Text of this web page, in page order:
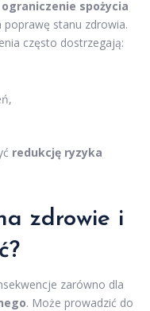
ograniczenie spożycia
poprawę stanu zdrowia.
często dostrzegają:
redukcję ryzyka
zdrowie i
zarówno dla
. Może prowadzić do